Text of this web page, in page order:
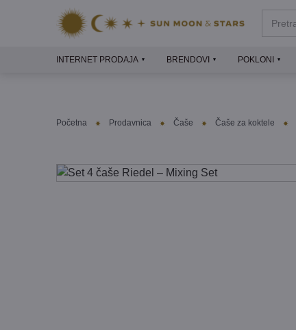
INTERNET PRODAJA BRENDOVI POKLONI
Početna Prodavnica Čaše Čaše za koktele